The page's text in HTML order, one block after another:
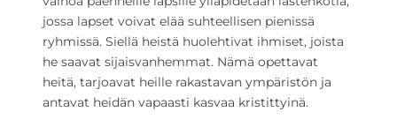
jossa lapset voivat elää suhteellisen pienissä
ryhmissä. Siellä heistä huolehtivat ihmiset, joista
he saavat sijaisvanhemmat. Nämä opettavat
heitä, tarjoavat heille rakastavan ympäristön ja
antavat heidän vapaasti kasvaa kristittyinä.